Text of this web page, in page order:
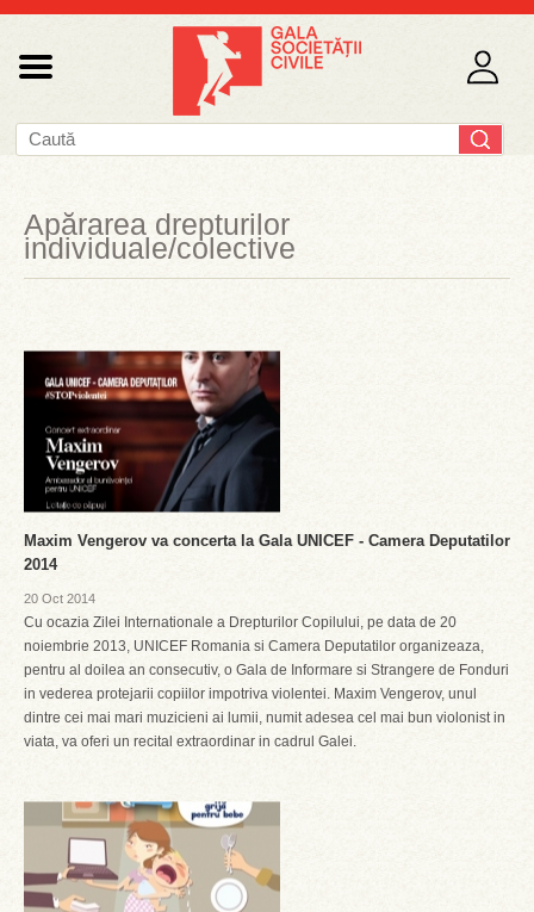
Apărarea drepturilor
individuale/colective
Maxim Vengerov va concerta la Gala UNICEF - Camera Deputatilor
2014
20 Oct 2014
Cu ocazia Zilei Internationale a Drepturilor Copilului, pe data de 20
noiembrie 2013, UNICEF Romania si Camera Deputatilor organizeaza,
pentru al doilea an consecutiv, o Gala de Informare si Strangere de Fonduri
in vederea protejarii copiilor impotriva violentei. Maxim Vengerov, unul
dintre cei mai mari muzicieni ai lumii, numit adesea cel mai bun violonist in
viata, va oferi un recital extraordinar in cadrul Galei.